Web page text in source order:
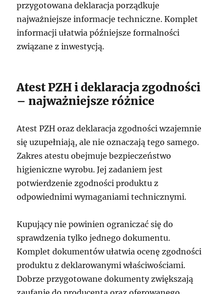
przygotowana deklaracja porządkuje
najważniejsze informacje techniczne. Komplet
informacji ułatwia późniejsze formalności
związane z inwestycją.
Atest PZH i deklaracja zgodności
– najważniejsze różnice
Atest PZH oraz deklaracja zgodności wzajemnie
się uzupełniają, ale nie oznaczają tego samego.
Zakres atestu obejmuje bezpieczeństwo
higieniczne wyrobu. Jej zadaniem jest
potwierdzenie zgodności produktu z
odpowiednimi wymaganiami technicznymi.
Kupujący nie powinien ograniczać się do
sprawdzenia tylko jednego dokumentu.
Komplet dokumentów ułatwia ocenę zgodności
produktu z deklarowanymi właściwościami.
Dobrze przygotowane dokumenty zwiększają